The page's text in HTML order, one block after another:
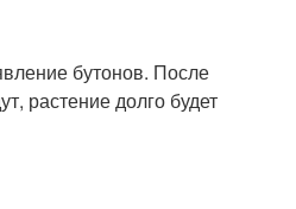
бутонов. После
растение долго будет